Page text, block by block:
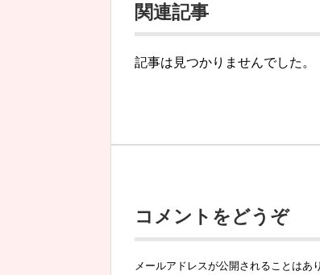
関連記事
記事は見つかりませんでした。
コメントをどうぞ
メールアドレスが公開されることはあ